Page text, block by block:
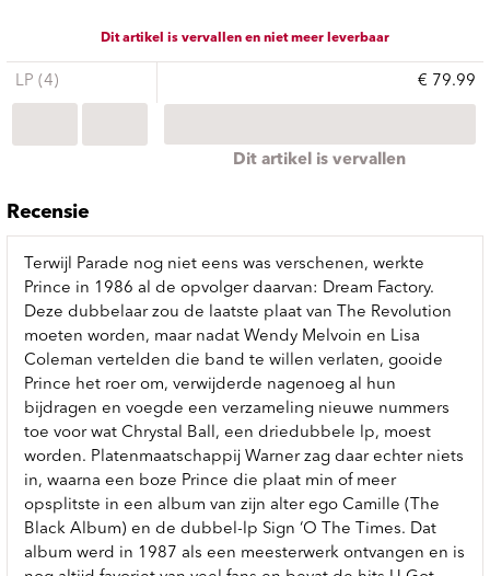
Dit artikel is vervallen en niet meer leverbaar
LP (4) € 79.99
Dit artikel is vervallen
Recensie
Terwijl Parade nog niet eens was verschenen, werkte
Prince in 1986 al de opvolger daarvan: Dream Factory.
Deze dubbelaar zou de laatste plaat van The Revolution
moeten worden, maar nadat Wendy Melvoin en Lisa
Coleman vertelden die band te willen verlaten, gooide
Prince het roer om, verwijderde nagenoeg al hun
bijdragen en voegde een verzameling nieuwe nummers
toe voor wat Chrystal Ball, een driedubbele lp, moest
worden. Platenmaatschappij Warner zag daar echter niets
in, waarna een boze Prince die plaat min of meer
opsplitste in een album van zijn alter ego Camille (The
Black Album) en de dubbel-lp Sign ‘O The Times. Dat
album werd in 1987 als een meesterwerk ontvangen en is